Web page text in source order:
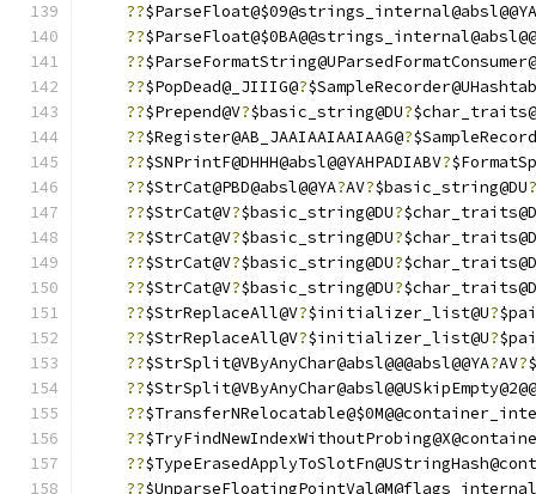
??$ParseFloat@$09@strings_internal@absl@@YA
??
??
??$PopDead@_JIIIG@?
??$Prepend@V?$basic_string@DU?
??$Register@AB_JAAIAAIAAIAAG@?
??$SNPrintF@DHHH@absl@@YAHPADIABV?
??$StrCat@PBD@absl@@YA?AV?$basic_string@DU?
??$StrCat@V?$basic_string@DU?
??$StrCat@V?$basic_string@DU?
??$StrCat@V?$basic_string@DU?
??$StrCat@V?$basic_string@DU?
??$StrReplaceAll@V?$initializer_list@U?
??$StrReplaceAll@V?$initializer_list@U?
??$StrSplit@VByAnyChar@absl@@@absl@@YA?AV?
??
??
??
??
??